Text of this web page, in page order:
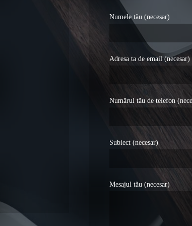
Numele tău (necesar)
Adresa ta de email (necesar)
Numărul tău de telefon
Subiect (necesar)
Mesajul tău (necesar)